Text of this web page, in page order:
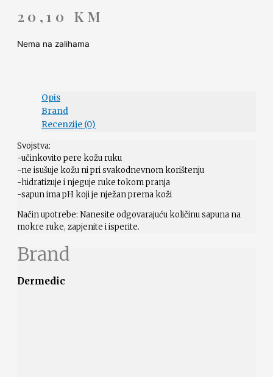
20,10 KM
Nema na zalihama
Opis
Brand
Recenzije (0)
Svojstva:
-učinkovito pere kožu ruku
-ne isušuje kožu ni pri svakodnevnom korištenju
-hidratizuje i njeguje ruke tokom pranja
-sapun ima pH koji je nježan prema koži
Način upotrebe: Nanesite odgovarajuću količinu sapuna na
mokre ruke, zapjenite i isperite.
Brand
Dermedic